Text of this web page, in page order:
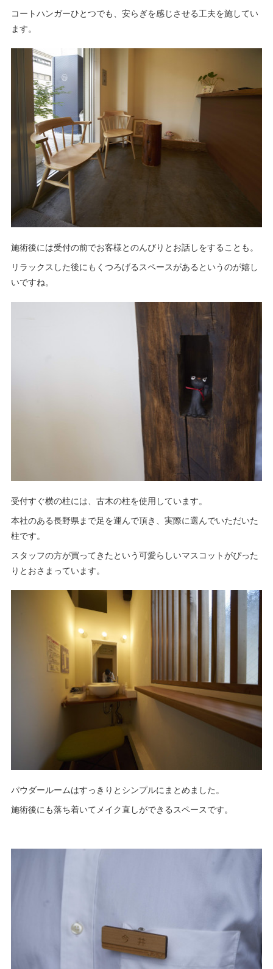
コートハンガーひとつでも、安らぎを感じさせる工夫を施してい
ます。
施術後には受付の前でお客様とのんびりとお話しをすることも。
リラックスした後にもくつろげるスペースがあるというのが嬉し
いですね。
受付すぐ横の柱には、古木の柱を使用しています。
本社のある長野県まで足を運んで頂き、実際に選んでいただいた
柱です。
スタッフの方が買ってきたという可愛らしいマスコットがぴった
りとおさまっています。
パウダールームはすっきりとシンプルにまとめました。
施術後にも落ち着いてメイク直しができるスペースです。